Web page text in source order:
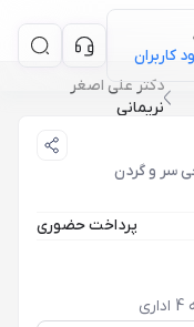
کاربران
دکتر علی اصغر
نریمانی
سر و گردن
پرداخت حضوری